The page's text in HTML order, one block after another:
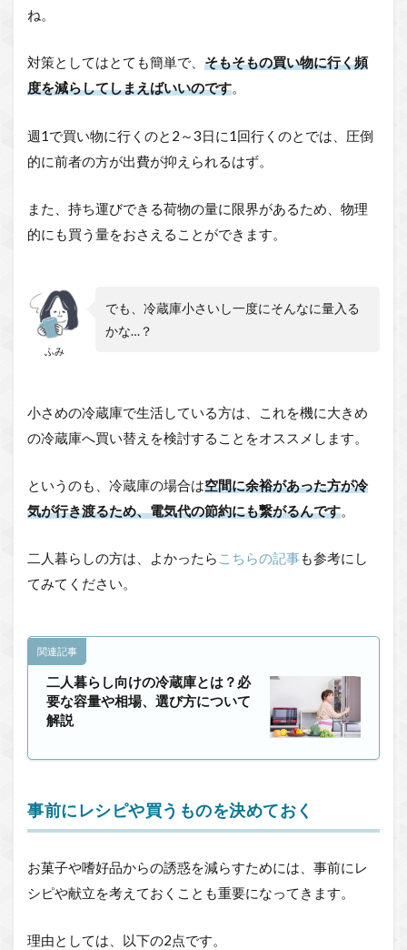
ね。
対策としてはとても簡単で、 そもそもの買い物に行く頻
度を減らしてしまえばいいのです。
週1で買い物に行くのと2～3日に1回行くのとでは、圧倒
的に前者の方が出費が抑えられるはず。
また、持ち運びできる荷物の量に限界があるため、物理
的にも買う量をおさえることができます。
ふみ
でも、冷蔵庫小さいし一度にそんなに量入る
かな…？
小さめの冷蔵庫で生活している方は、これを機に大きめ
の冷蔵庫へ買い替えを検討することをオススメします。
というのも、冷蔵庫の場合は空間に余裕があった方が冷
気が行き渡るため、電気代の節約にも繋がるんです。
二人暮らしの方は、よかったら こちらの記事も参考にし
てみてください。
関連記事
二人暮らし向けの冷蔵庫とは？必
要な容量や相場、選び方について
解説
事前にレシピや買うものを決めておく
お菓子や嗜好品からの誘惑を減らすためには、事前にレ
シピや献立を考えておくことも重要になってきます。
理由としては、以下の2点です。